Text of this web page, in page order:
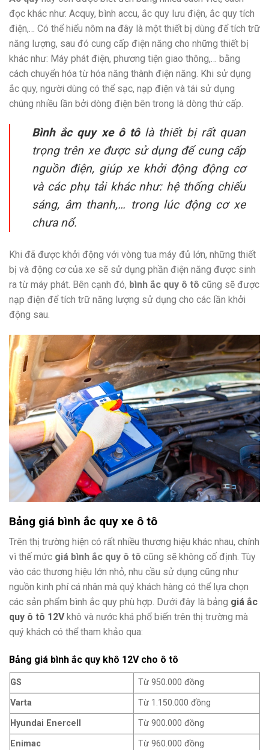
đọc khác như: Acquy, bình accu, ắc quy lưu điện, ắc quy tích
điện,… Có thể hiểu nôm na đây là một thiết bị dùng để tích trữ
năng lượng, sau đó cung cấp điện năng cho những thiết bị
khác như: Máy phát điện, phương tiện giao thông,… bằng
cách chuyển hóa từ hóa năng thành điện năng. Khi sử dụng
ắc quy, người dùng có thể sạc, nạp điện và tái sử dụng
chúng nhiều lần bởi dòng điện bên trong là dòng thứ cấp.
Bình ắc quy xe ô tôlà thiết bị rất quan
trọng trên xe được sử dụng để cung cấp
nguồn điện, giúp xe khởi động động cơ
và các phụ tải khác như: hệ thống chiếu
sáng, âm thanh,… trong lúc động cơ xe
chưa nổ.
Khi đã được khởi động với vòng tua máy đủ lớn, những thiết
bị và động cơ của xe sẽ sử dụng phần điện năng được sinh
ra từ máy phát. Bên cạnh đó, bình ắc quy ô tô cũng sẽ được
nạp điện để tích trữ năng lượng sử dụng cho các lần khởi
động sau.
Bảng giá bình ắc quy xe ô tô
Trên thị trường hiện có rất nhiều thương hiệu khác nhau, chính
vì thế mức giá bình ắc quy ô tô cũng sẽ không cố định. Tùy
vào các thương hiệu lớn nhỏ, nhu cầu sử dụng cũng như
nguồn kinh phí cá nhân mà quý khách hàng có thể lựa chọn
các sản phẩm bình ắc quy phù hợp. Dưới đây là bảng giá ắc
quy ô tô 12Vkhô và nước khá phổ biến trên thị trường mà
quý khách có thể tham khảo qua:
Bảng giá bình ắc quy khô 12V cho ô tô
GS
Từ 950.000 đồng
Varta
Từ 1.150.000 đồng
Hyundai Enercell
Từ 900.000 đồng
Enimac
Từ 960.000 đồng